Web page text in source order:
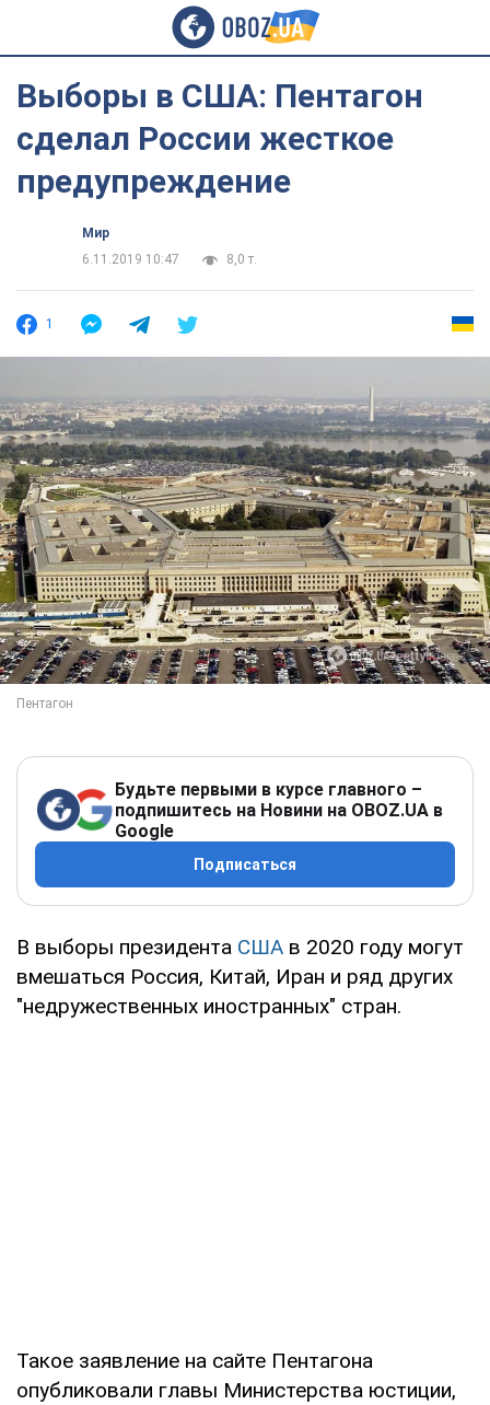
Выборы в США: Пентагон
сделал России жесткое
предупреждение
Мир
6.11.2019 10:47
8,0 т.
1
Будьте первыми в курсе главного –
подпишитесь на Новини на OBOZ.UA в
Google
Подписаться
В выборы президента США в 2020 году могут
вмешаться Россия, Китай, Иран и ряд других
"недружественных иностранных" стран.
Такое заявление на сайте Пентагона
опубликовали главы Министерства юстиции,